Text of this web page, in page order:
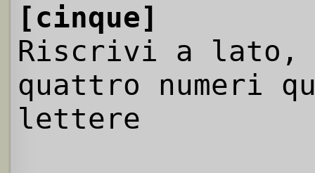
[cinque]
Riscrivi a
quattro numeri
lettere